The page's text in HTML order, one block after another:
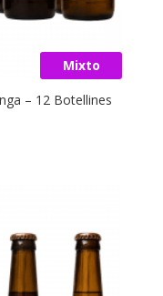
Mixto
– 12 Botellines